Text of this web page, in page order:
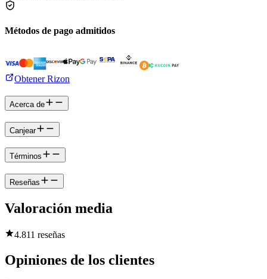
Métodos de pago admitidos
Obtener Rizon
Acerca de
Canjear
Términos
Reseñas
Valoración media
4.811 reseñas
Opiniones de los clientes